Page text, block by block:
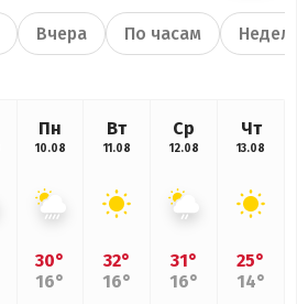
Вчера По часам
Пн
10.08
30°
16°
Вт
11.08
32°
16°
Ср
12.08
31°
16°
Чт
13.08
25°
14°